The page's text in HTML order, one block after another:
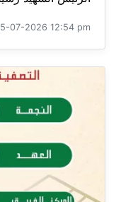
07-2026 12:54 pm